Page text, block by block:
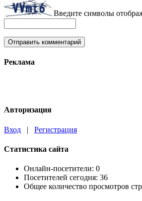
Введите символы
Реклама
Авторизация
Вход | Регистрация
Статистика сайта
Онлайн-посетители: 0
Посетителей сегодня: 36
Общее количество просмотров